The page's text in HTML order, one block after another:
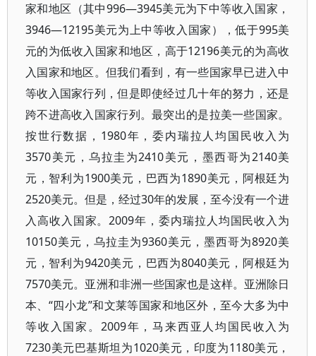
家和地区（其中996—3945美元为下中等收入国家，
3946—12195美元为上中等收入国家），低于995美
元的为低收入国家和地区，高于12196美元的为高收
入国家和地区。但我们看到，有一些国家早已进入中
等收入国家行列，但是即使经过几十年的努力，还是
跨不进高收入国家行列。最突出的是拉美一些国家。
按世行数据，1980年，委内瑞拉人均国民收入为
3570美元，乌拉圭为2410美元，墨西哥为2140美
元，智利为1900美元，巴西为1890美元，阿根廷为
2520美元。但是，经过30年的发展，至今没有一个进
入高收入国家。2009年，委内瑞拉人均国民收入为
10150美元，乌拉圭为9360美元，墨西哥为8920美
元，智利为9420美元，巴西为8040美元，阿根廷为
7570美元。亚洲和非洲一些国家也是这样。亚洲除日
本、“四小龙”和文莱等国家和地区外，至今大多为中
等收入国家。2009年，马来西亚人均国民收入为
7230美元巴基斯坦为1020美元，印度为1180美元，